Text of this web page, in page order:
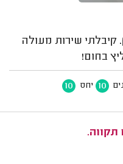
קיבלתי שירות מעולה
בחום!
10 יחס 10